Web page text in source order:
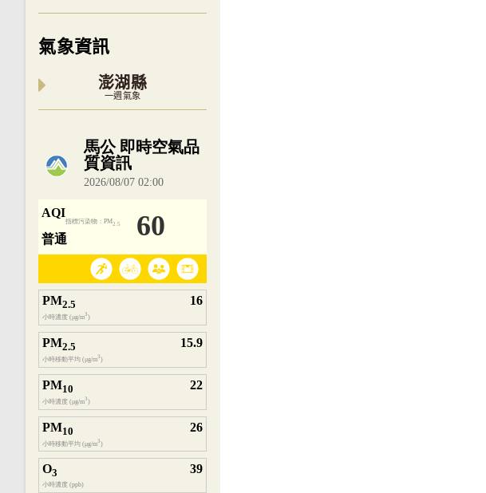
氣象資訊
澎湖縣
一週氣象
內嵌空氣品質小工具為視覺預覽，完整即時空氣品質資料請開啟